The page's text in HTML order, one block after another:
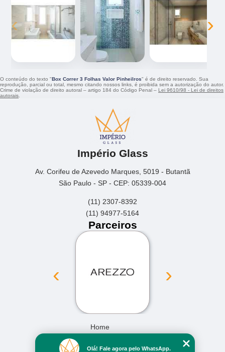
‹ ›
O conteúdo do texto "Box Correr 3 Folhas Valor Pinheilros" é de direito reservado. Sua
reprodução, parcial ou total, mesmo citando nossos links, é proibida sem a autorização do autor.
Crime de violação de direito autoral – artigo 184 do Código Penal – Lei 9610/98 - Lei de direitos
autorais
Império Glass
Av. Corifeu de Azevedo Marques, 5019 - Butantã
São Paulo - SP - CEP: 05339-004
(11) 2307-8392
(11) 94977-5164
Parceiros
‹ ›
Home
Missão
Olá! Fale agora pelo WhatsApp.